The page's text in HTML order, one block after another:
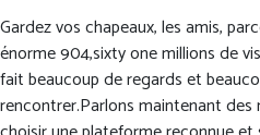
Gardez vos chapeaux, les amis,
énorme 904,sixty one millions de
fait beaucoup de regards et
rencontrer.Parlons maintenant